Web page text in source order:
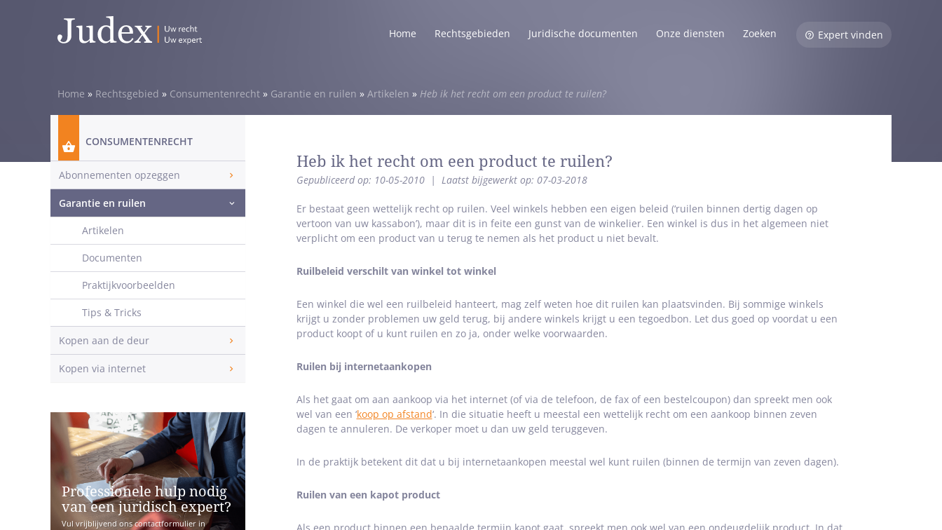
Home Rechtsgebieden Juridische documenten Onze diensten Zoeken Expert vinden
Home » Rechtsgebied » Consumentenrecht » Garantie en ruilen » Artikelen » Heb ik het recht om een product te ruilen?
Heb ik het recht om een product te ruilen?
Gepubliceerd op: 10-05-2010 | Laatst bijgewerkt op: 07-03-2018
Er bestaat geen wettelijk recht op ruilen. Veel winkels hebben een eigen beleid (‘ruilen binnen dertig dagen op
vertoon van uw kassabon’), maar dit is in feite een gunst van de winkelier. Een winkel is dus in het algemeen niet
verplicht om een product van u terug te nemen als het product u niet bevalt.
Ruilbeleid verschilt van winkel tot winkel
Een winkel die wel een ruilbeleid hanteert, mag zelf weten hoe dit ruilen kan plaatsvinden. Bij sommige winkels
krijgt u zonder problemen uw geld terug, bij andere winkels krijgt u een tegoedbon. Let dus goed op voordat u een
product koopt of u kunt ruilen en zo ja, onder welke voorwaarden.
Ruilen bij internetaankopen
Als het gaat om aan aankoop via het internet (of via de telefoon, de fax of een bestelcoupon) dan spreekt men ook
wel van een ‘koop op afstand‘. In die situatie heeft u meestal een wettelijk recht om een aankoop binnen zeven
dagen te annuleren. De verkoper moet u dan uw geld teruggeven.
In de praktijk betekent dit dat u bij internetaankopen meestal wel kunt ruilen (binnen de termijn van zeven dagen).
Ruilen van een kapot product
CONSUMENTENRECHT
Abonnementen opzeggen
Garantie en ruilen
Artikelen
Documenten
Praktijkvoorbeelden
Tips & Tricks
Kopen aan de deur
Kopen via internet
Professionele hulp nodig
van een juridisch expert?
Vul vrijblijvend ons contactformulier in